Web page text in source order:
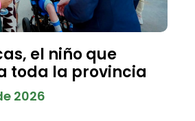
el niño que
toda la provincia
2026